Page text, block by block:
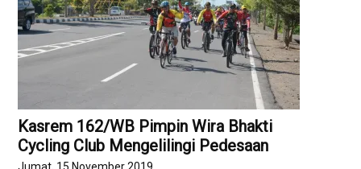
Kasrem 162/WB Pimpin Wira Bhakti
Cycling Club Mengelilingi Pedesaan